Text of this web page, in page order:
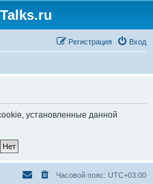
Вход
Регистрация
установленные данной
Часовой пояс: UTC+03:00